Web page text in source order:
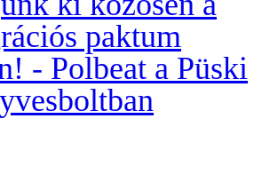
paktum
- Polbeat a Püski